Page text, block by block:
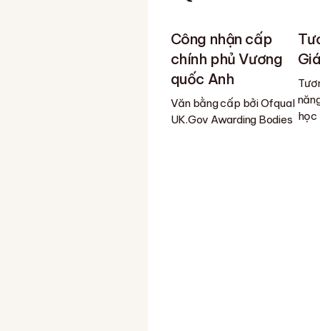
Công nhận cấp
chính phủ Vương
quốc Anh
Văn bằng cấp bởi Ofqual
UK.Gov Awarding Bodies học